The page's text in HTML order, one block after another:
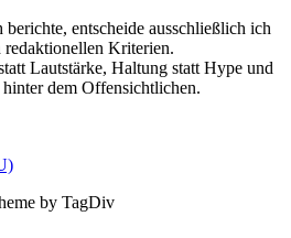
entscheide ausschließlich ich
Kriterien.
Lautstärke, Haltung statt Hype und
dem Offensichtlichen.
by TagDiv